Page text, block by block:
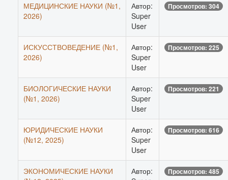
МЕДИЦИНСКИЕ НАУКИ (№1,
2026)
Автор:
Super
User
Просмотров: 304
ИСКУССТВОВЕДЕНИЕ (№1,
2026)
Автор:
Super
User
Просмотров: 225
БИОЛОГИЧЕСКИЕ НАУКИ
(№1, 2026)
Автор:
Super
User
Просмотров: 221
ЮРИДИЧЕСКИЕ НАУКИ
(№12, 2025)
Автор:
Super
User
Просмотров: 616
ЭКОНОМИЧЕСКИЕ НАУКИ
Автор:
Просмотров: 485